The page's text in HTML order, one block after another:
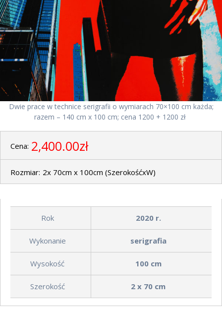
Dwie prace w technice serigrafii o wymiarach 70×100 cm każda;
razem – 140 cm x 100 cm; cena 1200 + 1200 zł
Cena: 2,400.00zł
Rozmiar: 2x 70cm x 100cm (SzerokośćxW)
Rok 2020 r.
Wykonanie serigrafia
Wysokość 100 cm
Szerokość 2 x 70 cm